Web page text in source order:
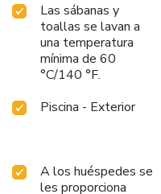
Las sábanas y
toallas se lavan a
una temperatura
mínima de 60
°C/140 °F.
Piscina - Exterior
A los huéspedes se
les proporciona